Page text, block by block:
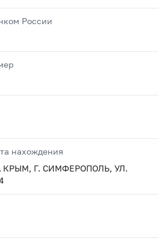
России
нахождения
КРЫМ, Г. СИМФЕРОПОЛЬ, УЛ.